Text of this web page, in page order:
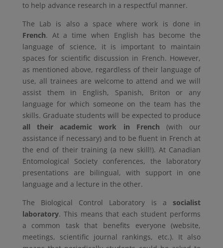
to help advance research in a respectful manner.
The Lab is also a space where work is done in
French. At a time when English has become the
language of science, it is important to maintain
spaces for scientific discussion in French. However,
as mentioned above, regardless of their language of
use, all trainees are welcome to attend and we will
assist them in English, Spanish, Briton or any
language for which someone on the team has the
skills. Graduate students will be expected to produce
all their academic work in French (with our
assistance if necessary) and to be fluent in French at
the end of their training (a new skill!). At Canadian
Entomological Society conferences, the laboratory
presentations are bilingual, with support in one
language and a lecture in the other.
The Biological Control Laboratory is asocialist
laboratory. This means that each student performs
a common task that benefits everyone (website,
meetings, scientific journal rankings, etc.). It also